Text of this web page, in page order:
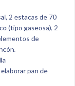
2 estacas de 70
(tipo gaseosa), 2
de
pan de